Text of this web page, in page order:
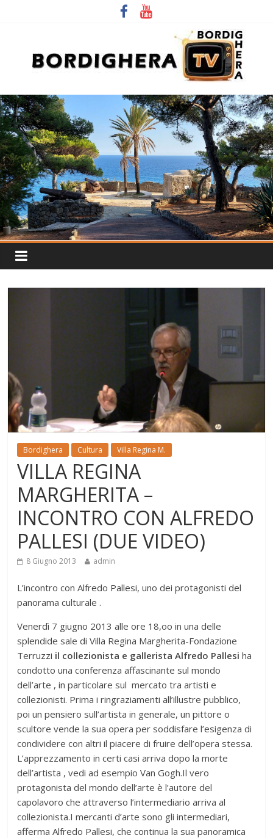
Bordighera Cultura Villa Regina M.
VILLA REGINA
MARGHERITA –
INCONTRO CON ALFREDO
PALLESI (DUE VIDEO)
8 Giugno 2013 admin
L’incontro con Alfredo Pallesi, uno dei protagonisti del
panorama culturale .
Venerdì 7 giugno 2013 alle ore 18,oo in una delle
splendide sale di Villa Regina Margherita-Fondazione
Terruzzi il collezionista e gallerista Alfredo Pallesi ha
condotto una conferenza affascinante sul mondo
dell’arte , in particolare sul mercato tra artisti e
collezionisti. Prima i ringraziamenti all’illustre pubblico,
poi un pensiero sull’artista in generale, un pittore o
scultore vende la sua opera per soddisfare l’esigenza di
condividere con altri il piacere di fruire dell’opera stessa.
L’apprezzamento in certi casi arriva dopo la morte
dell’artista , vedi ad esempio Van Gogh.Il vero
protagonista del mondo dell’arte è l’autore del
capolavoro che attraverso l’intermediario arriva al
collezionista.I mercanti d’arte sono gli intermediari,
afferma Alfredo Pallesi, che continua la sua panoramica